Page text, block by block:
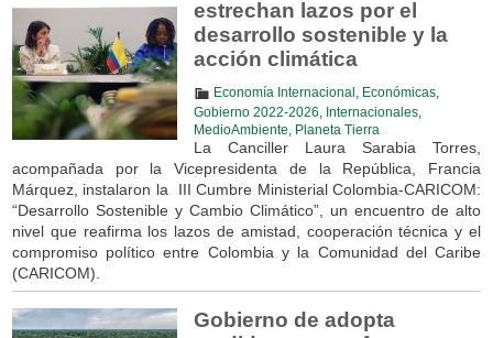
estrechan lazos por el
desarrollo sostenible y la
acción climática
Economía Internacional Económicas,
Gobierno 2022-2026
Internacionales,
MedioAmbiente
Planeta Tierra
La Canciller Laura Sarabia Torres,
acompañada por la Vicepresidenta de la República, Francia
Márquez, instalaron la III Cumbre Ministerial Colombia-CARICOM:
“Desarrollo Sostenible y Cambio Climático”, un encuentro de alto
nivel que reafirma los lazos de amistad, cooperación técnica y el
compromiso político entre Colombia y la Comunidad del Caribe
(CARICOM).
Gobierno de adopta